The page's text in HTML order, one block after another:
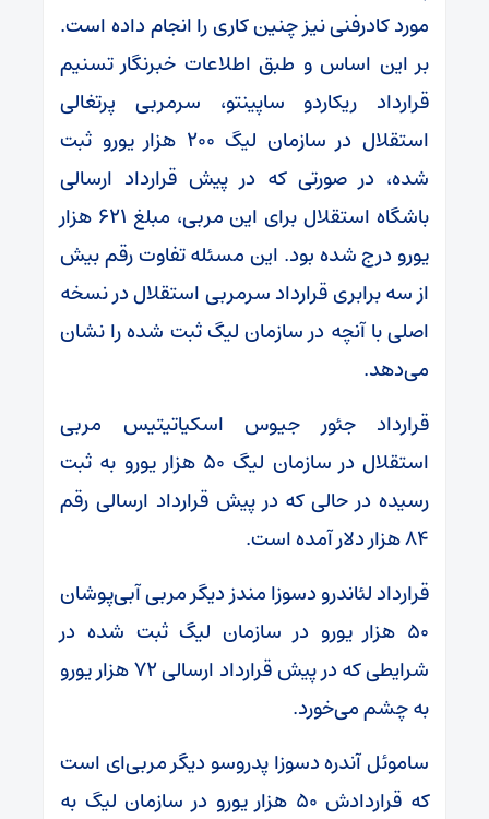
مورد کادرفنی نیز چنین کاری را انجام داده است.
بر این اساس و طبق اطلاعات خبرنگار تسنیم
قرارداد ریکاردو ساپینتو، سرمربی پرتغالی
استقلال در سازمان لیگ ۲۰۰ هزار یورو ثبت
شده، در صورتی که در پیش قرارداد ارسالی
باشگاه استقلال برای این مربی، مبلغ ۶۲۱ هزار
یورو درج شده بود. این مسئله تفاوت رقم بیش
از سه برابری قرارداد سرمربی استقلال در نسخه
اصلی با آنچه در سازمان لیگ ثبت شده را نشان
می‌دهد.
قرارداد جئور جیوس اسکیاتیتیس مربی
استقلال در سازمان لیگ ۵۰ هزار یورو به ثبت
رسیده در حالی که در پیش قرارداد ارسالی رقم
۸۴ هزار دلار آمده است.
قرارداد لئاندرو دسوزا مندز دیگر مربی آبی‌پوشان
۵۰ هزار یورو در سازمان لیگ ثبت شده در
شرایطی که در پیش قرارداد ارسالی ۷۲ هزار یورو
به چشم می‌خورد.
ساموئل آندره دسوزا پدروسو دیگر مربی‌ای است
که قراردادش ۵۰ هزار یورو در سازمان لیگ به